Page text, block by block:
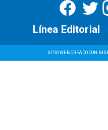
SITIO WEB CREADO CON
Línea Editorial